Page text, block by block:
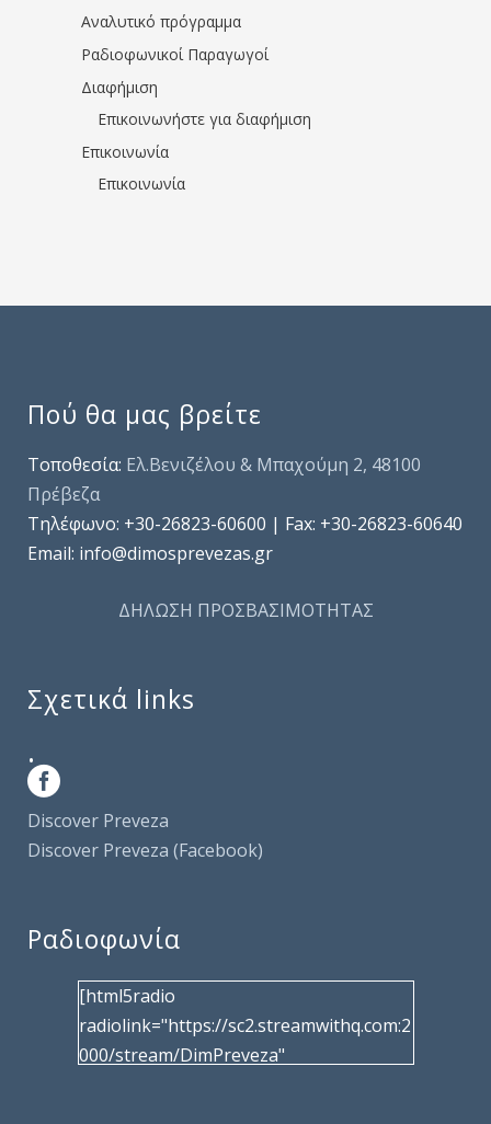
Αναλυτικό πρόγραμμα
Ραδιοφωνικοί Παραγωγοί
Διαφήμιση
Επικοινωνήστε για διαφήμιση
Επικοινωνία
Επικοινωνία
Πού θα μας βρείτε
Τοποθεσία: Ελ.Βενιζέλου & Μπαχούμη 2, 48100
Πρέβεζα
Τηλέφωνo: +30-26823-60600 | Fax: +30-26823-60640
Email: info@dimosprevezas.gr
ΔΗΛΩΣΗ ΠΡΟΣΒΑΣΙΜΟΤΗΤΑΣ
Σχετικά links
.
Discover Preveza
Discover Preveza (Facebook)
Ραδιοφωνία
[html5radio
radiolink="https://sc2.streamwithq.com:2
000/stream/DimPreveza"